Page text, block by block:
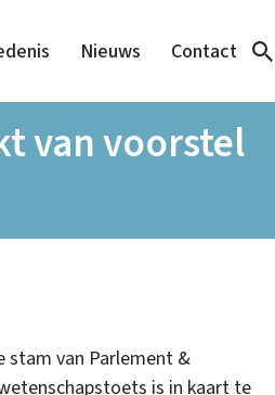
Nieuws Contact
van voorstel
stam van Parlement &
is in kaart te